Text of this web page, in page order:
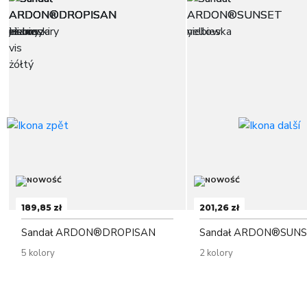
189,85 zł
Sandał ARDON®DROPISAN
5 kolory
201,26 zł
Sandał
2 kolory